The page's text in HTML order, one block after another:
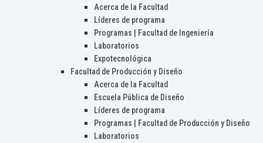
Acerca de la Facultad
Líderes de programa
Programas | Facultad de Ingeniería
Laboratorios
Expotecnológica
Facultad de Producción y Diseño
Acerca de la Facultad
Escuela Pública de Diseño
Líderes de programa
Programas | Facultad de Producción y Diseño
Laboratorios